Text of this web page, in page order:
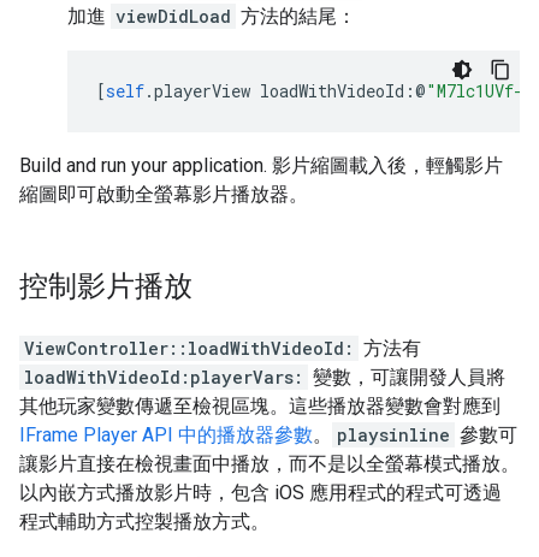
加進 viewDidLoad 方法的結尾：
[self.playerView loadWithVideoId :@"M7lc1UVf-
Build and run your application. 影片縮圖載入後，輕觸影片
縮圖即可啟動全螢幕影片播放器。
控制影片播放
ViewController::loadWithVideoId: 方法有
loadWithVideoId:playerVars: 變數，可讓開發人員將
其他玩家變數傳遞至檢視區塊。這些播放器變數會對應到
IFrame Player API 中的播放器參數。 playsinline 參數可
讓影片直接在檢視畫面中播放，而不是以全螢幕模式播放。
以內嵌方式播放影片時，包含 iOS 應用程式的程式可透過
程式輔助方式控製播放方式。